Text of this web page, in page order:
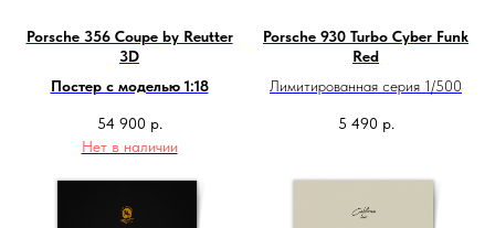
Porsche 356 Coupe by Reutter
3D
Постер с моделью 1:18
54 900 р.
Нет в наличии
Porsche 930 Turbo Cyber Funk
Red
Лимитированная серия 1/500
5 490 р.